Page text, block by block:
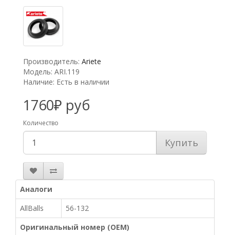
Производитель: Ariete
Модель: ARI.119
Наличие: Есть в наличии
1760₽ руб
Количество
Купить
Аналоги
AllBalls
56-132
Оригинальный номер (OEM)